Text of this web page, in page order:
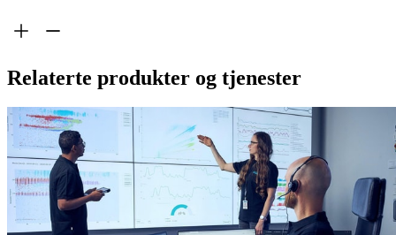
Relaterte produkter og tjenester